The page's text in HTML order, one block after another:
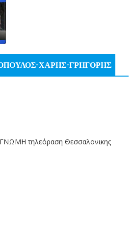
ΧΑΡΗΣ-ΓΡΗΓΟΡΗΣ
τηλεόραση Θεσσαλονικης